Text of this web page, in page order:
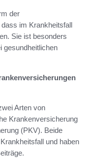
der
im Krankheitsfall
Sie ist besonders
gesundheitlichen
Arten von
Krankenversicherung
(PKV). Beide
und haben